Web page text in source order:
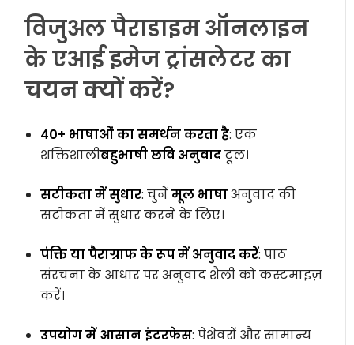
विजुअल पैराडाइम ऑनलाइन
के एआई इमेज ट्रांसलेटर का
चयन क्यों करें?
40+ भाषाओं का समर्थन करता है: एक
शक्तिशालीबहुभाषी छवि अनुवादटूल।
सटीकता में सुधार: चुनेंमूल भाषाअनुवाद की
सटीकता में सुधार करने के लिए।
पंक्ति या पैराग्राफ के रूप में अनुवाद करें: पाठ
संरचना के आधार पर अनुवाद शैली को कस्टमाइज़
करें।
उपयोग में आसान इंटरफेस: पेशेवरों और सामान्य